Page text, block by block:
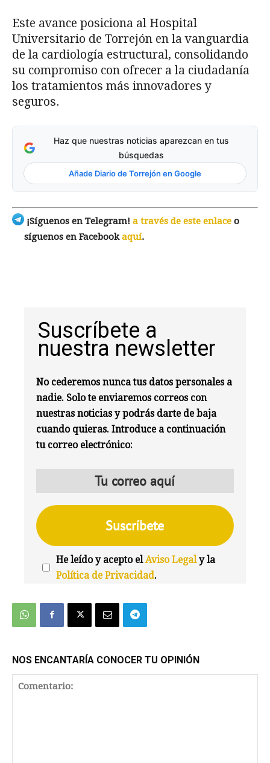
Este avance posiciona al Hospital
Universitario de Torrejón en la vanguardia
de la cardiología estructural, consolidando
su compromiso con ofrecer a la ciudadanía
los tratamientos más innovadores y
seguros.
Haz que nuestras noticias aparezcan en tus
búsquedas
Añade Diario de Torrejón en Google
¡Síguenos en Telegram! a través de este enlace o
síguenos en Facebookaquí.
Suscríbete a
nuestra newsletter
No cederemos nunca tus datos personales a
nadie. Solo te enviaremos correos con
nuestras noticias y podrás darte de baja
cuando quieras. Introduce a continuación
tu correo electrónico:
He leído y acepto elAviso Legaly la
Política de Privacidad.
NOS ENCANTARÍA CONOCER TU OPINIÓN